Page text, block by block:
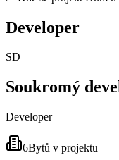
Developer
SD
Soukromý
Developer
6Bytů v projektu